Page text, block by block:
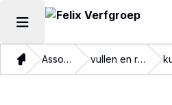
Hoofdmenu openen
Thuis Assortiment vullen en repareren